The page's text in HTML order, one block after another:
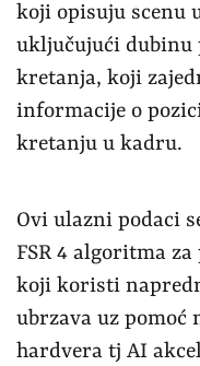
koji opisuju scenu
uključujući dubinu
kretanja, koji
informacije o
kretanju u kadru.
Ovi ulazni podaci
FSR 4 algoritma
koji koristi
ubrzava uz pomoć
hardvera tj AI